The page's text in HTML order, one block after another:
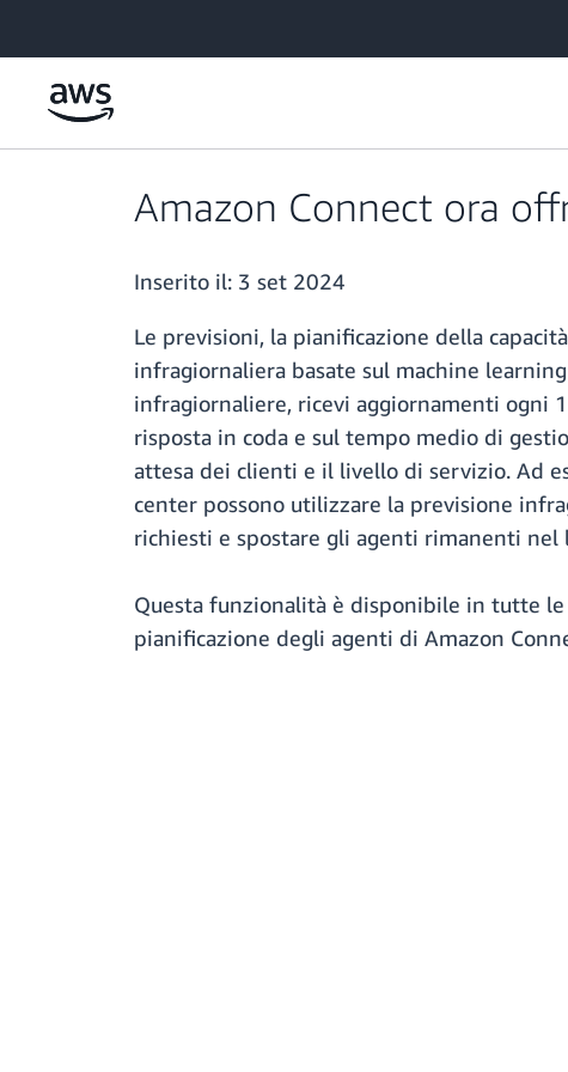
Amazon Connect ora
Inserito il: 3 set 2024
Le previsioni, la pianificazione della
infragiornaliera basate sul machine
infragiornaliere, ricevi aggiornamenti ogni
risposta in coda e sul tempo medio di
attesa dei clienti e il livello di servizio. Ad
center possono utilizzare la previsione
richiesti e spostare gli agenti rimanenti nel
Questa funzionalità è disponibile in tutte le
pianificazione degli agenti di Amazon